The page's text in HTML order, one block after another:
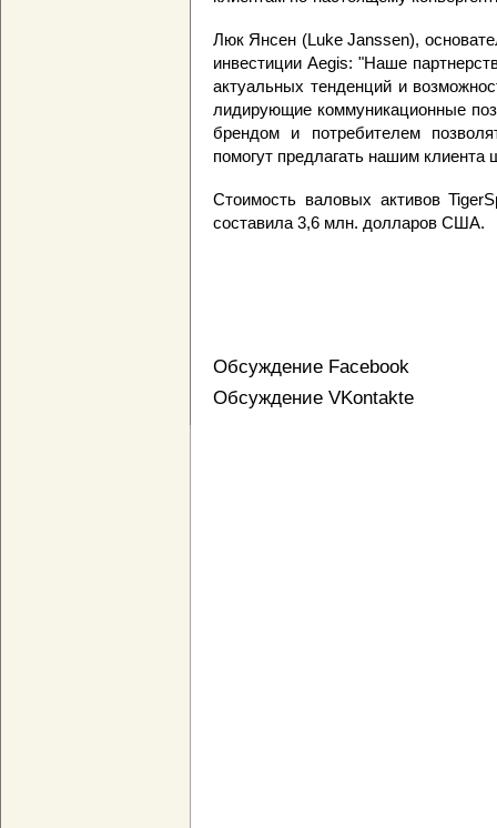
Люк Янсен (Luke Janssen),
инвестиции Aegis: "Наше
актуальных тенденций и
лидирующие коммуникационные
брендом и потребителем
помогут предлагать нашим клиента
Стоимость валовых активов
составила 3,6 млн. долларов США.
Обсуждение Facebook
Обсуждение VKontakte